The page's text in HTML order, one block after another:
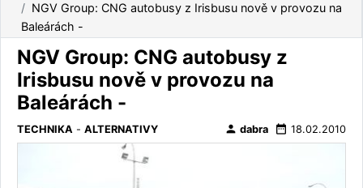
NGV Group: CNG autobusy z Irisbusu nově v provozu na
Baleárách -
NGV Group: CNG autobusy z
Irisbusu nově v provozu na
Baleárách -
TECHNIKA - ALTERNATIVY person dabra date_range 18.02.2010